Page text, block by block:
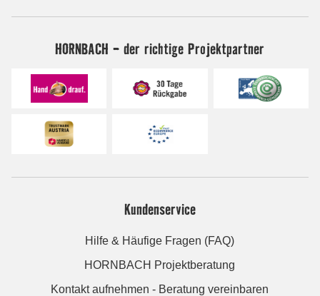
HORNBACH - der richtige Projektpartner
Kundenservice
Hilfe & Häufige Fragen (FAQ)
HORNBACH Projektberatung
Kontakt aufnehmen - Beratung vereinbaren